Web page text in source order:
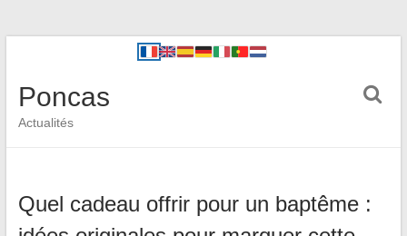
Poncas
Actualités
Quel cadeau offrir pour un baptême :